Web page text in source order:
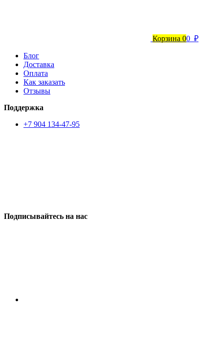
Корзина 00 ₽
Блог
Доставка
Оплата
Как заказать
Отзывы
Поддержка
+7 904 134-47-95
Подписывайтесь на нас